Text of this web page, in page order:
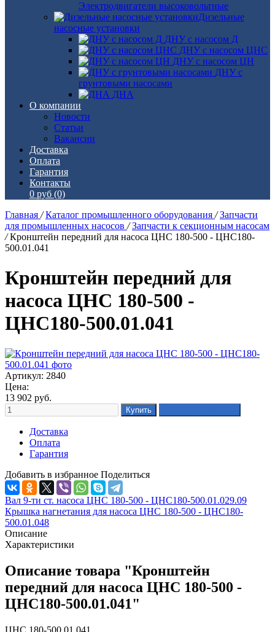
Электродвигатели высоковольтные
Дизельные
насосные установки
ДНУ с насосом Д
ДНУ с насосом ЦНС
ДНУ с насосом ЦН
ДНУ с
грунтовыми насосами
ДНА
О компании
Новости
Статьи
Вакансии
Доставка
Оплата
Гарантия
Контакты
0 руб (0)
Главная / Каталог промышленного оборудования / Запчасти
для промышленных насосов / Запчасти к секционным насосам
/ Кронштейн передний для насоса ЦНС 180-500 - ЦНС180-
500.01.041
Кронштейн передний для
насоса ЦНС 180-500 -
ЦНС180-500.01.041
Артикул: 2840
Цена:
13 902 руб.
Доставка
Оплата
Гарантия
Добавить в избранное Поделиться
Вал 9-ти ст. насоса ЦНС 180-500 - ЦНС180-500.01.029.09
Крышка нагнетания для насоса ЦНС 180-500 - ЦНС180-
500.01.048
Описание
Характеристики
Описание товара "Кронштейн
передний для насоса ЦНС 180-500 -
ЦНС180-500.01.041"
ЦНС 180-500.01.041